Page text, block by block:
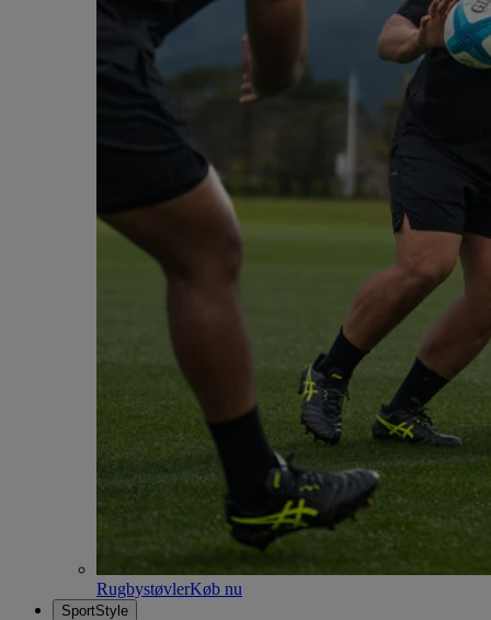
RugbystøvlerKøb nu
SportStyle